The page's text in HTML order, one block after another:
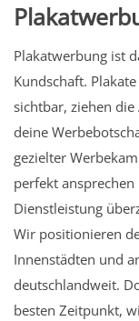
Plakatwerbung ist
Kundschaft.
sichtbar, ziehen
deine
gezielter
perfekt
Dienstleistung
Wir positionieren
Innenstädten und
deutschlandweit.
besten Zeitpunkt,